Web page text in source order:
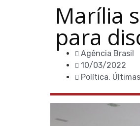
Marília
para
Agência Brasil
10/03/2022
Política,